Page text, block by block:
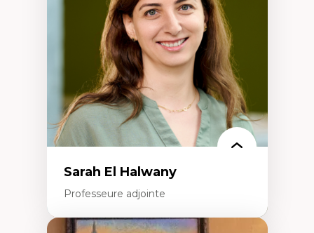
travers les données massives et l’IA
Recherche quantitative et qualitative sur
les auditoires médiatiques
Épistémologie des techniques de recherche
numérique et l’IA
Théorie des droits de la personne
La pensée politique d’Hannah Arendt
La pensée politique à l’ère numérique
Justice internationale et normes
internationales
Sarah El Halwany
Professeure adjointe